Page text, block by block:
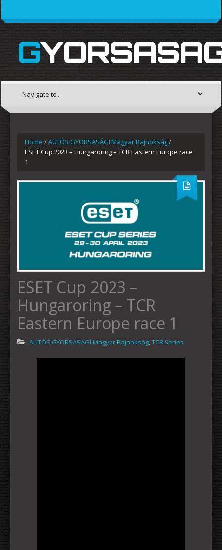
Home /AUTÓS GYORSASÁGI Magyar Bajnokság/
ESET Cup 2023 – Hungaroring – TCR Eastern Europe race
1
ESET Cup 2023 –
Hungaroring – TCR
Eastern Europe race 1
AUTÓS GYORSASÁGI Magyar Bajnokság,TCR Series